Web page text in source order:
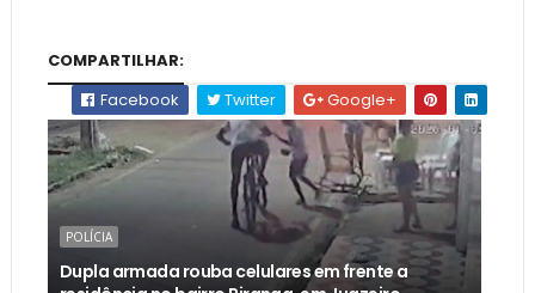
COMPARTILHAR:
Facebook
Twitter Google+
POLÍCIA
Dupla armada rouba celulares em frente a